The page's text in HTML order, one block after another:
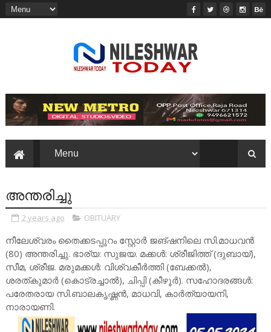
അന്തരിച്ചു
2 years ago OBITUARY
നീലേശ്വരം തൈക്കടപ്പുറം സ്റ്റോർ ജങ്ഷനിലെ സി.മാധവൻ
(80) അന്തരിച്ചു. ഭാര്യ: സുജയ. മക്കൾ: ശ്രീജിത്ത് (ദുബായ്),
സീമ, ശ്രീജ. മരുമക്കൾ: വിശ്വകീർത്തി (ബേക്കൽ),
ശരത്കുമാർ (കൊട്രച്ചാൽ), ചിപ്പി (കീഴൂർ). സഹോദരങ്ങൾ:
പരേതരായ സി.ബാലകൃഷ്ണൻ, മാധവി, കാർത്യായനി,
നാരായണി.